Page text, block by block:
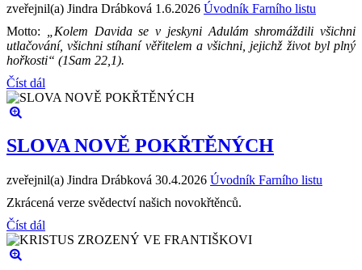
zveřejnil(a) Jindra Drábková 1.6.2026 Úvodník Farního listu
Motto:
„Kolem Davida se v jeskyni Adulám shromáždili všichni
utlačování, všichni stíhaní věřitelem a všichni, jejichž život byl plný
hořkosti“ (1Sam 22,1).
Číst dál
SLOVA NOVĚ POKŘTĚNÝCH
zveřejnil(a) Jindra Drábková 30.4.2026 Úvodník Farního listu
Zkrácená verze svědectví našich novokřtěnců.
Číst dál